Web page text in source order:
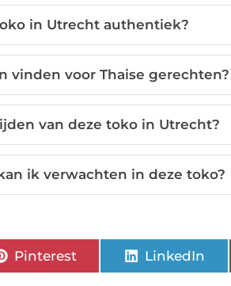
in Utrecht authentiek?
vinden voor Thaise gerechten?
van deze toko in Utrecht?
ik verwachten in deze toko?
Pinterest LinkedIn